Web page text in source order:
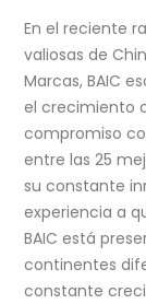
En el reciente
valiosas de
Marcas, BAIC
el crecimiento
compromiso
entre las 25
su constante
experiencia a
BAIC está
continentes
constante